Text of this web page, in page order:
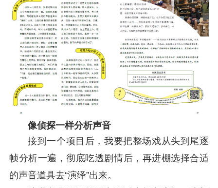
像侦探一样分析声音
接到一个项目后，我要把整场戏从头到尾逐
帧分析一遍，彻底吃透剧情后，再进棚选择合适
的声音道具去“演绎”出来。